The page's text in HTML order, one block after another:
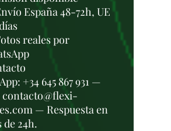
España 48-72h, UE
reales por
+34 645 867 931 —
contacto@flexi-
— Respuesta en
de 24h.